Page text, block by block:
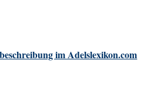
im Adelslexikon.com